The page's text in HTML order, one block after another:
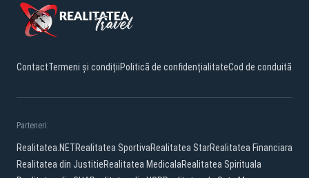
ContactTermeni și condițiiPolitică de confidențialitateCod de conduită
Parteneri:
Realitatea.NETRealitatea SportivaRealitatea StarRealitatea Financiara
Realitatea din JustitieRealitatea MedicalaRealitatea Spirituala